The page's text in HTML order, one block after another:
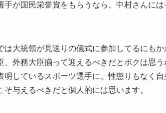
手が国民栄誉賞をもらうなら、中村さんには
は大統領が見送りの儀式に参加してるにも
、外務大臣揃って迎えるべきだとボクは思う
明しているスポーツ選手に、性懲りもなく
そ与えるべきだと個人的には思います。